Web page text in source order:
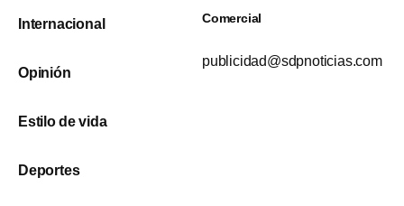
Internacional
Opinión
Estilo de vida
Deportes
Comercial
publicidad@sdpnoticias.com